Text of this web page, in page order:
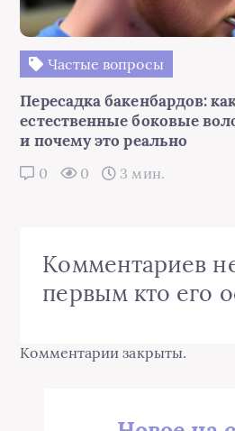
Частые вопросы
Пересадка бакенбардов:
естественные боковые
и почему это реально
0 0 3 мин.
Комментариев
первым кто его
Комментарии закрыты.